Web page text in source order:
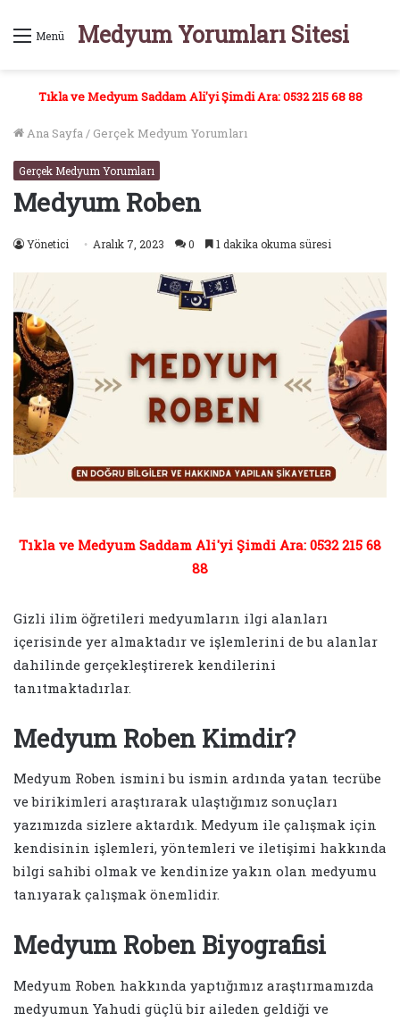
Menü Medyum Yorumları Sitesi
Tıkla ve Medyum Saddam Ali'yi Şimdi Ara: 0532 215 68 88
Ana Sayfa/ Gerçek Medyum Yorumları
Gerçek Medyum Yorumları
Medyum Roben
Yönetici Aralık 7, 2023 0 1 dakika okuma süresi
Tıkla ve Medyum Saddam Ali'yi Şimdi Ara: 0532 215 68
88
Gizli ilim öğretileri medyumların ilgi alanları
içerisinde yer almaktadır ve işlemlerini de bu alanlar
dahilinde gerçekleştirerek kendilerini
tanıtmaktadırlar.
Medyum Roben Kimdir?
Medyum Roben ismini bu ismin ardında yatan tecrübe
ve birikimleri araştırarak ulaştığımız sonuçları
yazımızda sizlere aktardık. Medyum ile çalışmak için
kendisinin işlemleri, yöntemleri ve iletişimi hakkında
bilgi sahibi olmak ve kendinize yakın olan medyumu
tanıyarak çalışmak önemlidir.
Medyum Roben Biyografisi
Medyum Roben hakkında yaptığımız araştırmamızda
medyumun Yahudi güçlü bir aileden geldiği ve